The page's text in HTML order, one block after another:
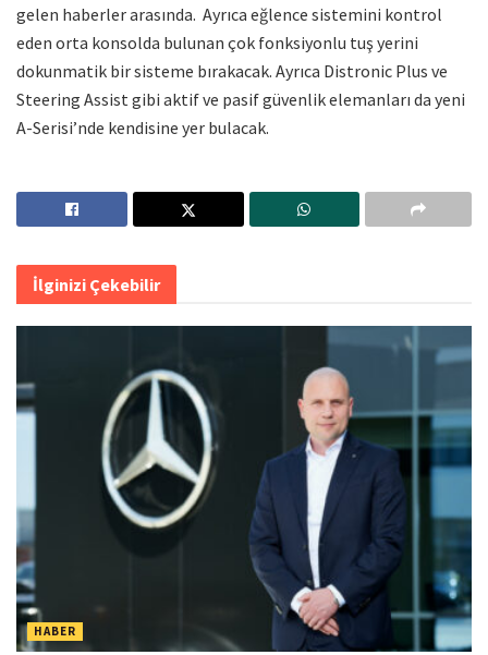
gelen haberler arasında. Ayrıca eğlence sistemini kontrol
eden orta konsolda bulunan çok fonksiyonlu tuş yerini
dokunmatik bir sisteme bırakacak. Ayrıca Distronic Plus ve
Steering Assist gibi aktif ve pasif güvenlik elemanları da yeni
A-Serisi’nde kendisine yer bulacak.
İlginizi Çekebilir
HABER